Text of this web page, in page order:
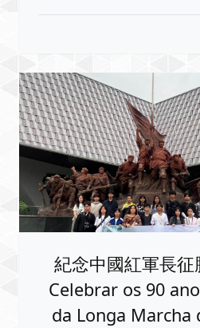
紀念中國紅軍長征
Celebrar os 90
da Longa Marcha